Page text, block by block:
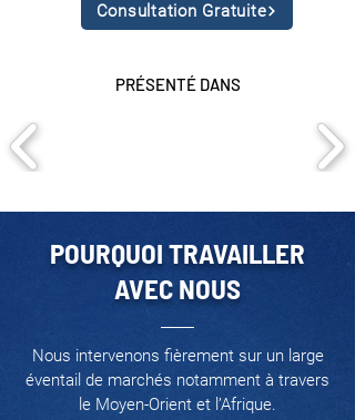
Consultation Gratuite
PRÉSENTÉ DANS
POURQUOI TRAVAILLER
AVEC NOUS
Nous intervenons fièrement sur un large
éventail de marchés notamment à travers
le Moyen-Orient et l’Afrique.